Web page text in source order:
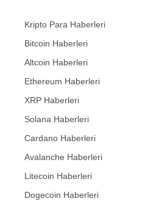
Kripto Para Haberleri
Bitcoin Haberleri
Altcoin Haberleri
Ethereum Haberleri
XRP Haberleri
Solana Haberleri
Cardano Haberleri
Avalanche Haberleri
Litecoin Haberleri
Dogecoin Haberleri